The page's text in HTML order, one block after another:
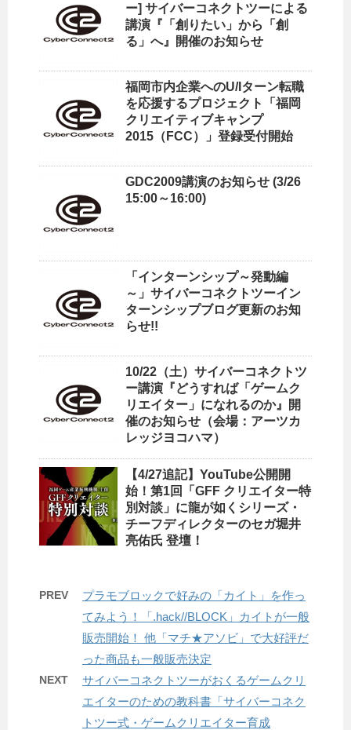
ー] サイバーコネクトツーによる
講演『「創りたい」から「創
る」へ』開催のお知らせ
福岡市内企業へのU/Iターン転職
を応援するプロジェクト「福岡
クリエイティブキャンプ
2015（FCC）」登録受付開始
GDC2009講演のお知らせ (3/26
15:00～16:00)
「インターンシップ～発動編
～」サイバーコネクトツーイン
ターンシップブログ更新のお知
らせ!!
10/22（土）サイバーコネクトツ
ー講演『どうすれば「ゲームク
リエイター」になれるのか』開
催のお知らせ（会場：アーツカ
レッジヨコハマ）
【4/27追記】YouTube公開開
始！第1回「GFF クリエイター特
別対談」に龍が如くシリーズ・
チーフディレクターのセガ堀井
亮佑氏 登壇！
PREV
プラモブロックで好みの「カイト」を作っ
てみよう！「.hack//BLOCK」カイトが一般
販売開始！ 他「マチ★アソビ」で大好評だ
った商品も一般販売決定
NEXT
サイバーコネクトツーがおくるゲームクリ
エイターのための教科書「サイバーコネク
トツー式・ゲームクリエイター育成